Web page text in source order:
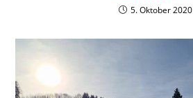
5. Oktober 2020